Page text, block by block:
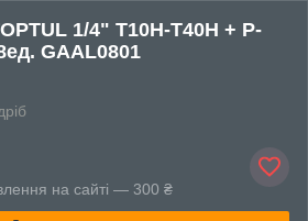
1/4" T10H-T40H + Р-
GAAL0801
на сайті — 300 ₴